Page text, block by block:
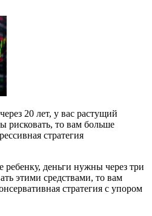
20 лет, у вас растущий
рисковать, то вам больше
стратегия
ребенку, деньги нужны через три
этими средствами, то вам
стратегия с упором